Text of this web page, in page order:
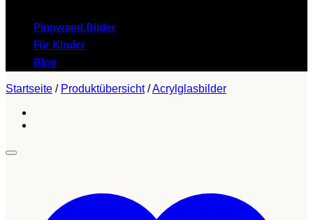
Pinnwand Bilder
Für Kinder
Blog
Startseite / Produktübersicht /Acrylglasbilder